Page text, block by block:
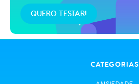
QUERO TESTAR!
CATEGORIAS